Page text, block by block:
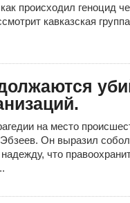
происходил геноцид
кавказская
на место
Он выразил
что